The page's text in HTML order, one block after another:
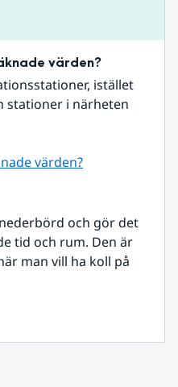
värden?
istället
stationer i närheten
värden?
och gör det
tid och rum. Den är
man vill ha koll på